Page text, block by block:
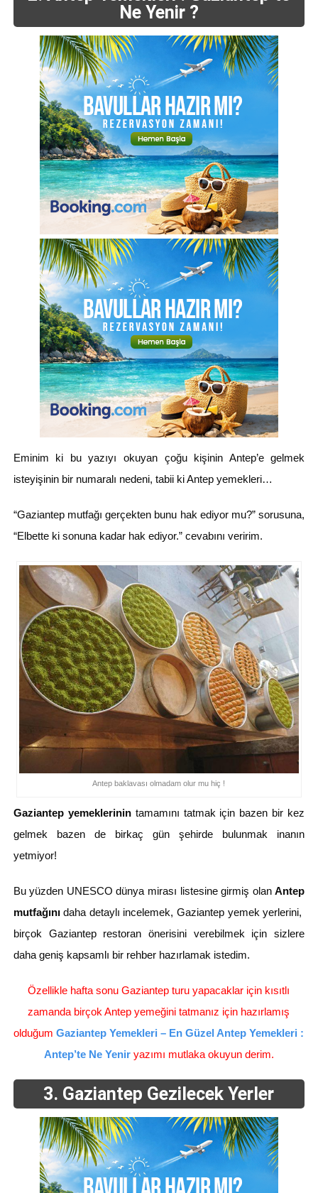
Ne Yenir ?
Eminim ki bu yazıyı okuyan çoğu kişinin Antep’e gelmek
isteyişinin bir numaralı nedeni, tabii ki Antep yemekleri…
“Gaziantep mutfağı gerçekten bunu hak ediyor mu?” sorusuna,
“Elbette ki sonuna kadar hak ediyor.” cevabını veririm.
Antep baklavası olmadam olur mu hiç !
Gaziantep yemeklerinintamamını tatmak için bazen bir kez
gelmek bazen de birkaç gün şehirde bulunmak inanın
yetmiyor!
Bu yüzden UNESCO dünya mirası listesine girmiş olanAntep
mutfağınıdaha detaylı incelemek, Gaziantep yemek yerlerini,
birçok Gaziantep restoran önerisini verebilmek için sizlere
daha geniş kapsamlı bir rehber hazırlamak istedim.
Özellikle hafta sonu Gaziantep turu yapacaklar için kısıtlı
zamanda birçok Antep yemeğini tatmanız için hazırlamış
olduğumGaziantep Yemekleri – En Güzel Antep Yemekleri :
Antep’te Ne Yenir yazımı mutlaka okuyun derim.
3. Gaziantep Gezilecek Yerler